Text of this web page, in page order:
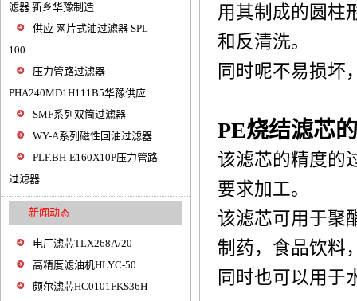
滤器 新乡华豫制造
供应 网片式油过滤器 SPL-
100
压力管路过滤器
PHA240MD1H111B5华豫供应
SMF系列双筒过滤器
WY-A系列磁性回油过滤器
PLF.BH-E160X10P压力管路
过滤器
新闻动态
电厂滤芯TLX268A/20
高精度滤油机HLYC-50
颇尔滤芯HC0101FKS36H
用其制成的圆柱
和反清洗。
同时呢不易损坏
PE烧结滤芯
该滤芯的精度的
要求加工。
该滤芯可用于聚
制药，食品饮料
同时也可以用于